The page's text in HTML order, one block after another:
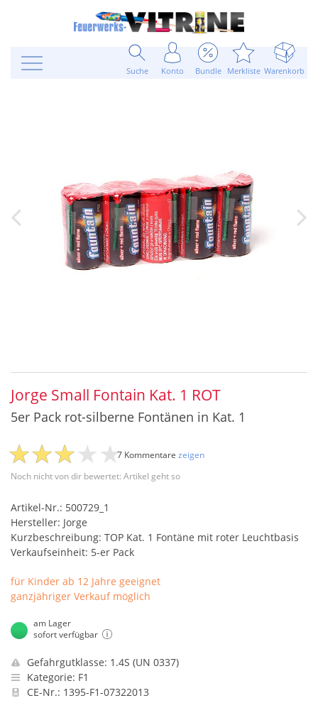
Suche Konto Bundle Merkliste Warenkorb
Jorge Small Fontain Kat. 1 ROT
5er Pack rot-silberne Fontänen in Kat. 1
Noch nicht von dir bewertet: Artikel geht so
7 Kommentare zeigen
Artikel-Nr.: 500729_1
Hersteller: Jorge
Kurzbeschreibung: TOP Kat. 1 Fontäne mit roter Leuchtbasis
Verkaufseinheit: 5-er Pack
für Kinder ab 12 Jahre geeignet
ganzjähriger Verkauf möglich
am Lager
sofort verfügbar
Gefahrgutklasse: 1.4S (UN 0337)
Kategorie: F1
CE-Nr.: 1395-F1-07322013